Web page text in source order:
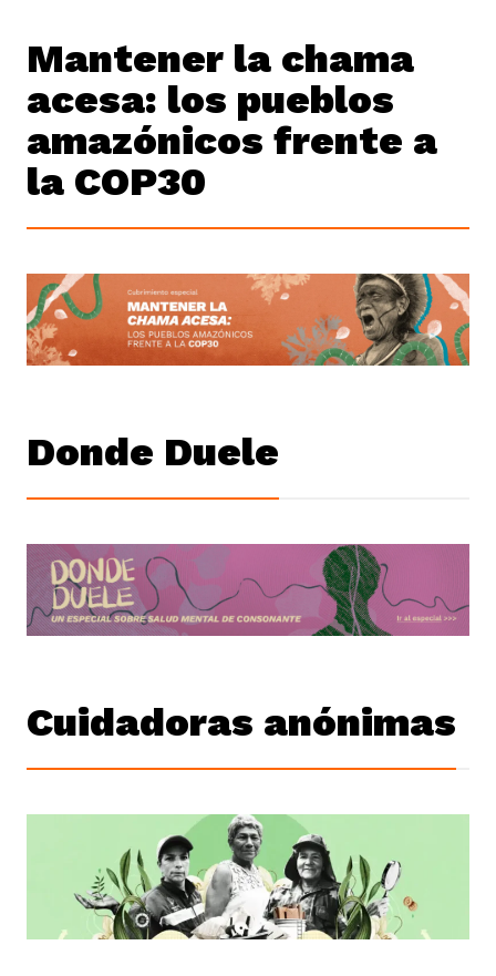
Mantener la chama
acesa: los pueblos
amazónicos frente a
la COP30
Donde Duele
Cuidadoras anónimas